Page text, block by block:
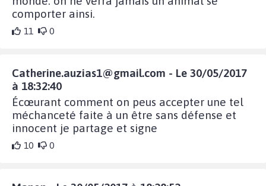
comporter ainsi.
11 0
Catherine.auzias1@gmail.com - Le 30/05/2017
à 18:32:40
Écœurant comment on peus accepter une tel
méchanceté faite à un être sans défense et
innocent je partage et signe
10 0